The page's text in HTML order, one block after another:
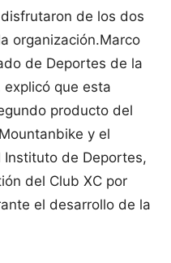
de los dos
organización.Marco
de Deportes de la
que esta
producto del
y el
Instituto de Deportes,
del Club XC por
el desarrollo de la